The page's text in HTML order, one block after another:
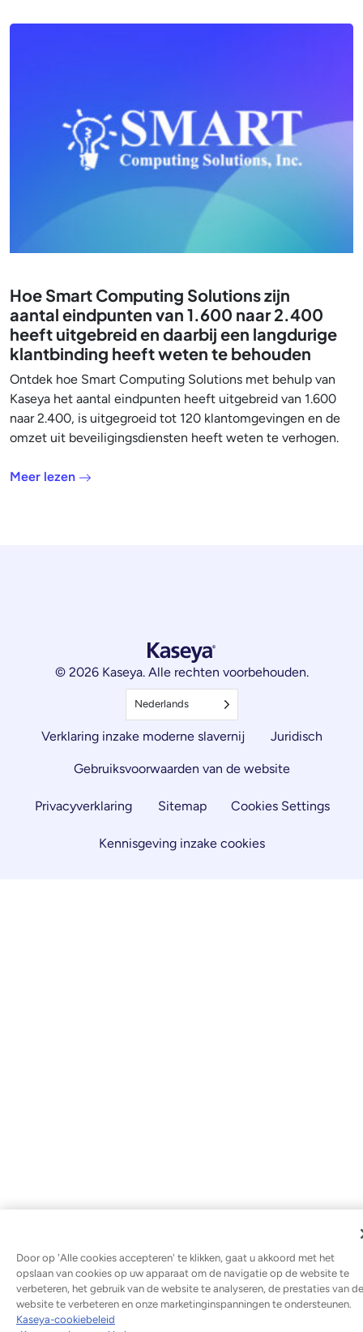
Hoe Smart Computing Solutions zijn
aantal eindpunten van 1.600 naar 2.400
heeft uitgebreid en daarbij een langdurige
klantbinding heeft weten te behouden
Ontdek hoe Smart Computing Solutions met behulp van
Kaseya het aantal eindpunten heeft uitgebreid van 1.600
naar 2.400, is uitgegroeid tot 120 klantomgevingen en de
omzet uit beveiligingsdiensten heeft weten te verhogen.
Meer lezen
© 2026 Kaseya. Alle rechten voorbehouden.
Nederlands
Verklaring inzake moderne slavernij Juridisch
Gebruiksvoorwaarden van de website
Privacyverklaring Sitemap Cookies Settings
Kennisgeving inzake cookies
Door op 'Alle cookies accepteren' te klikken, gaat u akkoord met het
opslaan van cookies op uw apparaat om de navigatie op de website te
verbeteren, het gebruik van de website te analyseren, de prestaties van de
website te verbeteren en onze marketinginspanningen te ondersteunen.
Kaseya-cookiebeleid